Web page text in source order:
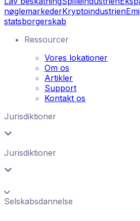
nøglemarkederKryptoindustrien
statsborgerskab
Ressourcer
Vores lokationer
Om os
Artikler
Support
Kontakt os
Jurisdiktioner
Jurisdiktioner
Selskabsdannelse